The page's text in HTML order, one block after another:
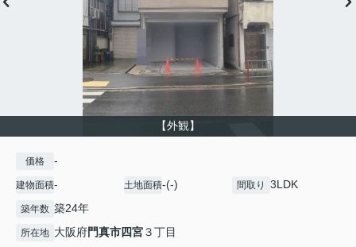
【外観】
価格 -
建物面積- 土地面積-(-) 間取り 3LDK
築年数 築24年
所在地 大阪府門真市四宮３丁目